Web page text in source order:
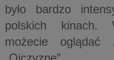
było bardzo
polskich kinach.
możecie oglądać